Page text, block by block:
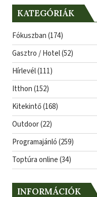
KATEGÓRIÁK
Fókuszban(174)
Gasztro / Hotel(52)
Hírlevél(111)
Itthon(152)
Kitekintő(168)
Outdoor(22)
Programajánló(259)
Toptúra online(34)
INFORMÁCIÓK